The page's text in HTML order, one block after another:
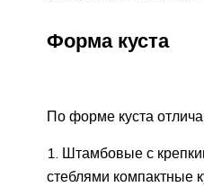
Форма куста
По форме куста
Штамбовые с
стеблями компактные